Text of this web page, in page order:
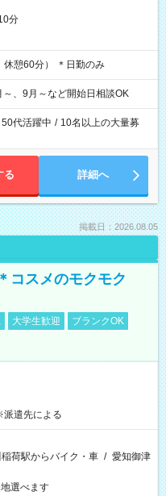
分
憩60分） ＊日勤のみ
9月～など開始日相談OK
代活躍中 / 10名以上の大量募
る 詳細へ
掲載日：2026.08.05
コスメのモクモク
大学生歓迎
ブランクOK
遣先による
稲荷駅からバイク・車 / 愛知御津
選べます